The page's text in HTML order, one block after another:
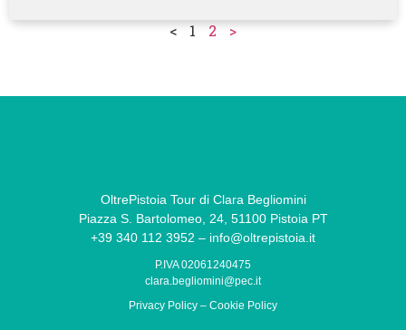
< 1 2 >
OltrePistoia Tour di Clara Begliomini
Piazza S. Bartolomeo, 24, 51100 Pistoia PT
+39 340 112 3952 – info@oltrepistoia.it
P.IVA 02061240475
clara.begliomini@pec.it
Privacy Policy – Cookie Policy